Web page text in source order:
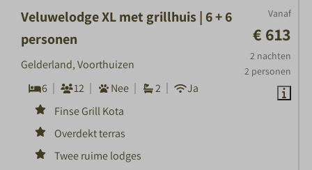
Vanaf
€ 613
2 nachten
2 personen
Veluwelodge XL met grillhuis | 6 + 6
personen
Gelderland, Voorthuizen
6
12 Nee 2
Ja
Finse Grill Kota
Overdekt terras
Twee ruime lodges